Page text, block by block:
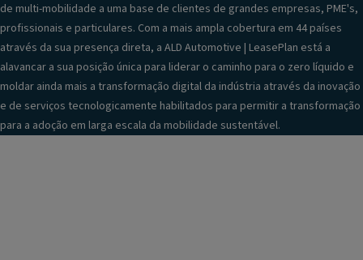
de multi-mobilidade a uma base de clientes de grandes empresas, PME's,
profissionais e particulares. Com a mais ampla cobertura em 44 países
através da sua presença direta, a ALD Automotive | LeasePlan está a
alavancar a sua posição única para liderar o caminho para o zero líquido e
moldar ainda mais a transformação digital da indústria através da inovação
e de serviços tecnologicamente habilitados para permitir a transformação
para a adoção em larga escala da mobilidade sustentável.